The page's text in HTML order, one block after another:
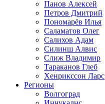
Панов Алексей
Петров Дмитрий
Пономарёв Илья
Саламатов Олег
Салихов Адам
Силинш Алвис
Слиж Владимир
Тараканов Глеб
Хенрикссон Ларс
Регионы
Волгоград